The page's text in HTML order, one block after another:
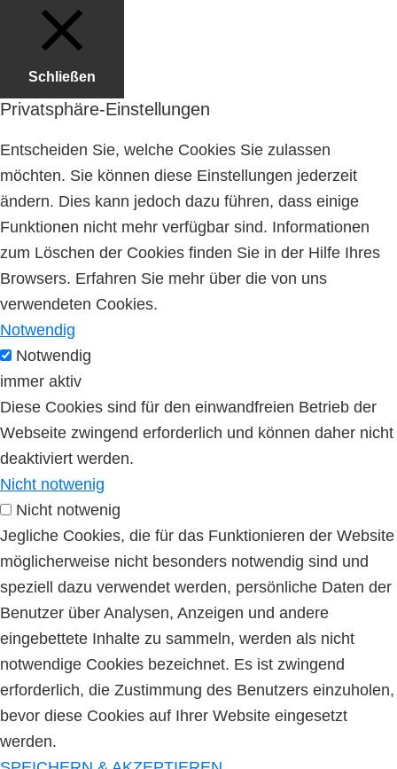
Schließen
Privatsphäre-Einstellungen
Entscheiden Sie, welche Cookies Sie zulassen
möchten. Sie können diese Einstellungen jederzeit
ändern. Dies kann jedoch dazu führen, dass einige
Funktionen nicht mehr verfügbar sind. Informationen
zum Löschen der Cookies finden Sie in der Hilfe Ihres
Browsers. Erfahren Sie mehr über die von uns
verwendeten Cookies.
Notwendig
Notwendig
immer aktiv
Diese Cookies sind für den einwandfreien Betrieb der
Webseite zwingend erforderlich und können daher nicht
deaktiviert werden.
Nicht notwenig
Nicht notwenig
Jegliche Cookies, die für das Funktionieren der Website
möglicherweise nicht besonders notwendig sind und
speziell dazu verwendet werden, persönliche Daten der
Benutzer über Analysen, Anzeigen und andere
eingebettete Inhalte zu sammeln, werden als nicht
notwendige Cookies bezeichnet. Es ist zwingend
erforderlich, die Zustimmung des Benutzers einzuholen,
bevor diese Cookies auf Ihrer Website eingesetzt
werden.